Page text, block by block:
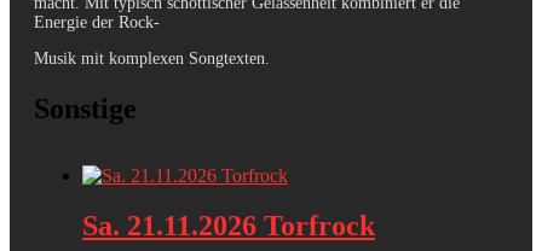
Energie der Rock-
Musik mit komplexen Songtexten.
Sonstige
Sa. 21.11.2026 Torfrock